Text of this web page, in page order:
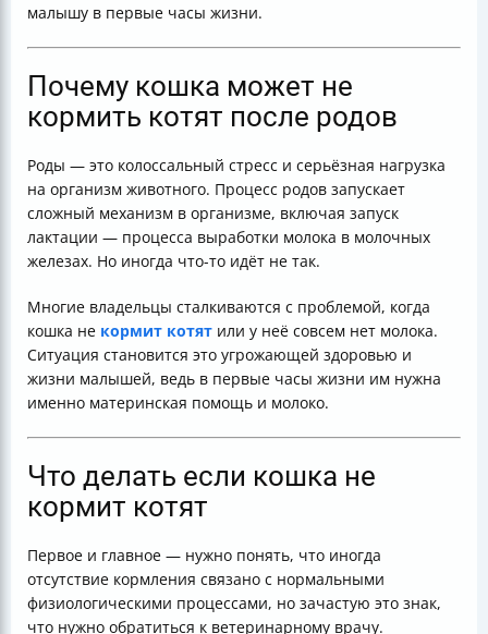
малышу в первые часы жизни.
Почему кошка может не
кормить котят после родов
Роды — это колоссальный стресс и серьёзная нагрузка
на организм животного. Процесс родов запускает
сложный механизм в организме, включая запуск
лактации — процесса выработки молока в молочных
железах. Но иногда что-то идёт не так.
Многие владельцы сталкиваются с проблемой, когда
кошка не кормит котят или у неё совсем нет молока.
Ситуация становится это угрожающей здоровью и
жизни малышей, ведь в первые часы жизни им нужна
именно материнская помощь и молоко.
Что делать если кошка не
кормит котят
Первое и главное — нужно понять, что иногда
отсутствие кормления связано с нормальными
физиологическими процессами, но зачастую это знак,
что нужно обратиться к ветеринарному врачу.